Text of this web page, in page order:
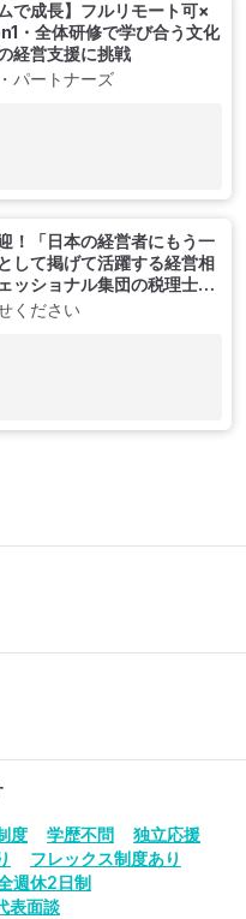
で成長】フルリモート可×
・全体研修で学び合う文化
経営支援に挑戦
パートナーズ
！「日本の経営者にもう一
して掲げて活躍する経営相
ッショナル集団の税理士法
ください
度 学歴不問
独立応援
フレックス制度あり
週休2日制
表面談